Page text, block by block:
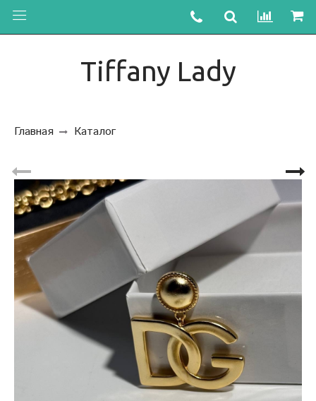
Tiffany Lady
Главная Каталог